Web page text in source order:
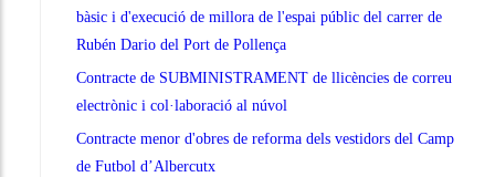
bàsic i d'execució de millora de l'espai públic del carrer de
Rubén Dario del Port de Pollença
Contracte de SUBMINISTRAMENT de llicències de correu
electrònic i col·laboració al núvol
Contracte menor d'obres de reforma dels vestidors del Camp
de Futbol d’Albercutx